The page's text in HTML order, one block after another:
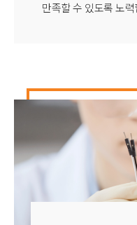
만족할 수 있도록 노력